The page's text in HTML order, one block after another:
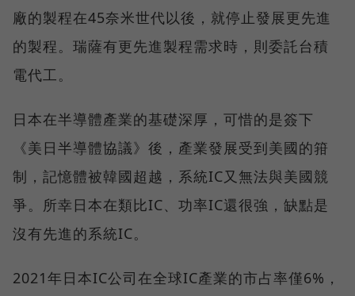
廠的製程在45奈米世代以後，就停止發展更先進
的製程。瑞薩有更先進製程需求時，則委託台積
電代工。
日本在半導體產業的基礎深厚，可惜的是簽下
《美日半導體協議》後，產業發展受到美國的箝
制，記憶體被韓國超越，系統IC又無法與美國競
爭。所幸日本在類比IC、功率IC還很強，缺點是
沒有先進的系統IC。
2021年日本IC公司在全球IC產業的市占率僅6%，